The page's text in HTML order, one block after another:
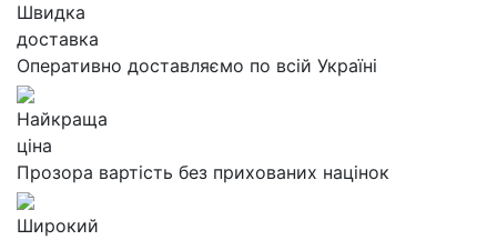
Швидка
доставка
Оперативно доставляємо по всій Україні
Найкраща
ціна
Прозора вартість без прихованих націнок
Широкий